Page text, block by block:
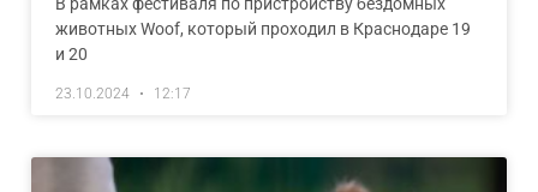
животных Woof, который проходил в Краснодаре 19
и 20
23.10.2024 12:17